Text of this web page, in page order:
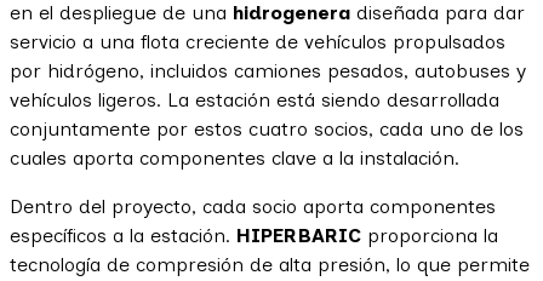
en el despliegue de una hidrogenera diseñada para dar
servicio a una flota creciente de vehículos propulsados
por hidrógeno, incluidos camiones pesados, autobuses y
vehículos ligeros. La estación está siendo desarrollada
conjuntamente por estos cuatro socios, cada uno de los
cuales aporta componentes clave a la instalación.
Dentro del proyecto, cada socio aporta componentes
específicos a la estación. HIPERBARIC proporciona la
tecnología de compresión de alta presión, lo que permite